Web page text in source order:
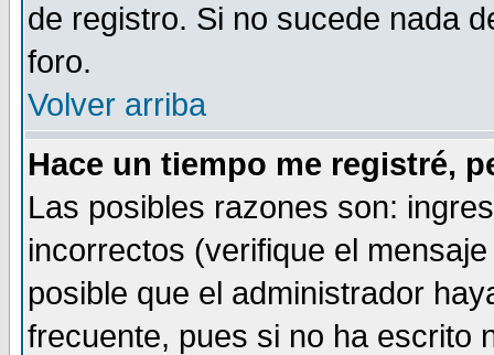
de registro. Si no sucede nada
foro.
Volver arriba
Hace un tiempo me registré,
Las posibles razones son:
incorrectos (verifique el
posible que el administrador
frecuente, pues si no ha escrito